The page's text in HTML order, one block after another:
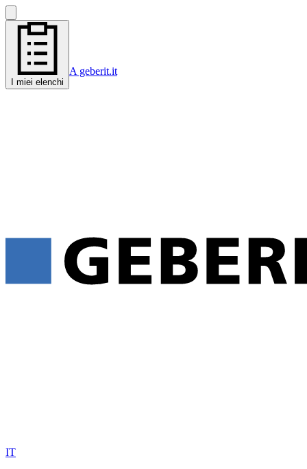
I miei elenchi
A geberit.it
IT